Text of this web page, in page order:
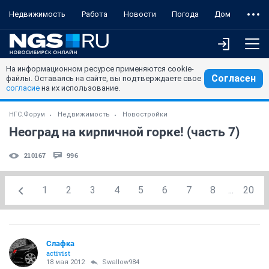
Недвижимость Работа Новости Погода Дом
На информационном ресурсе применяются cookie-
файлы. Оставаясь на сайте, вы подтверждаете свое
согласие на их использование.
Согласен
НГС.Форум Недвижимость Новостройки
Неоград на кирпичной горке! (часть 7)
210167 996
1 2 3 4 5 6 7 8 ... 20
Слафка
activist
18 мая 2012 Swallow984